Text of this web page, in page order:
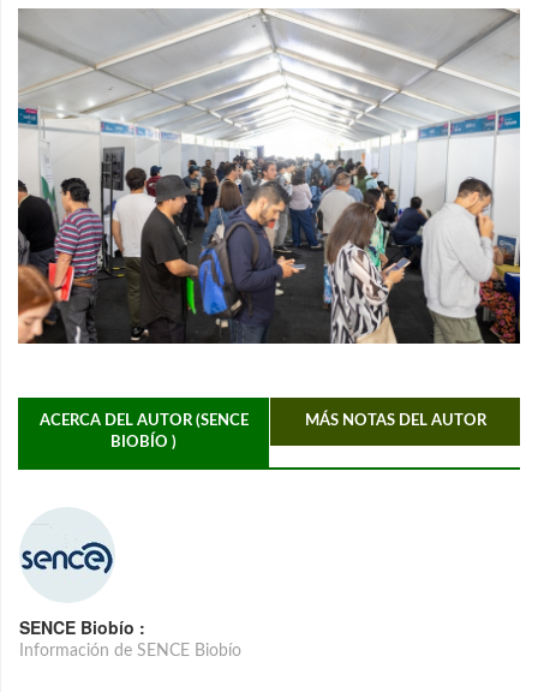
ACERCA DEL AUTOR (SENCE
BIOBÍO )
MÁS NOTAS DEL AUTOR
SENCE Biobío :
Información de SENCE Biobío